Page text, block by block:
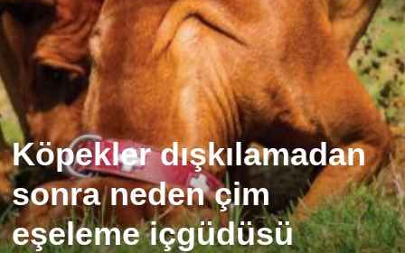
Köpekler dışkılamadan
sonra neden çim
eşeleme içgüdüsü